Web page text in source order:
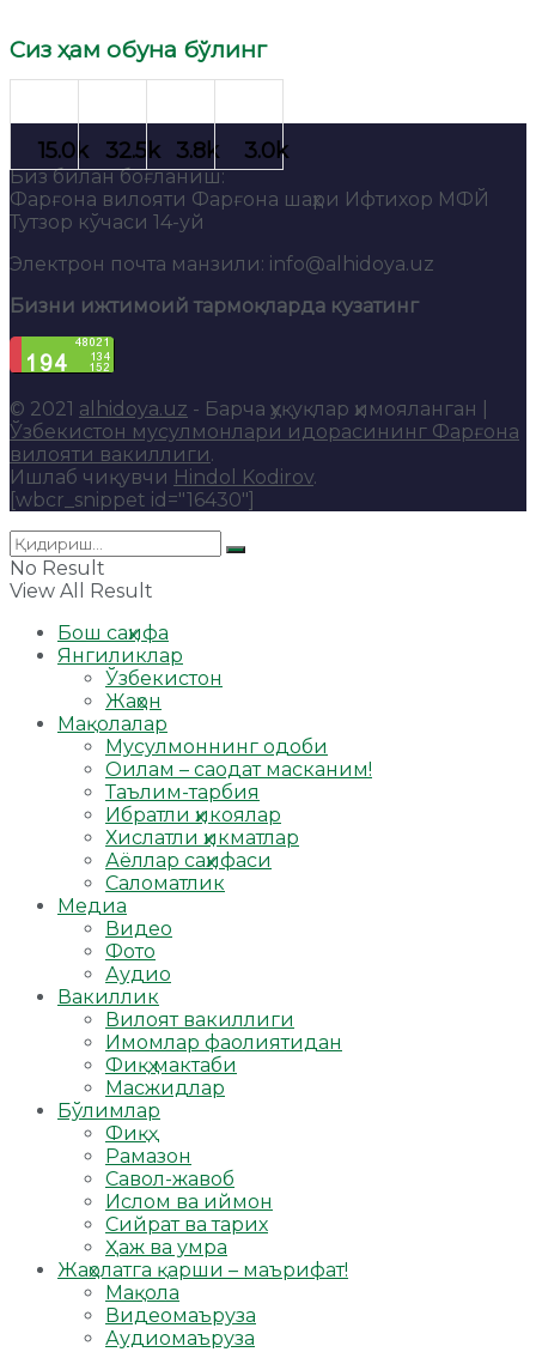
Сиз ҳам обуна бўлинг
Биз билан боғланиш:
Фарғона вилояти Фарғона шаҳри Ифтихор МФЙ
Тутзор кўчаси 14-уй
Электрон почта манзили: info@alhidoya.uz
Бизни ижтимоий тармоқларда кузатинг
© 2021 alhidoya.uz - Барча ҳуқуқлар ҳимояланган |
Ўзбекистон мусулмонлари идорасининг Фарғона
вилояти вакиллиги.
Ишлаб чиқувчи Hindol Kodirov.
[wbcr_snippet id="16430"]
No Result
View All Result
Бош саҳифа
Янгиликлар
Ўзбекистон
Жаҳон
Мақолалар
Мусулмоннинг одоби
Оилам – саодат масканим!
Таълим-тарбия
Ибратли ҳикоялар
Хислатли ҳикматлар
Аёллар саҳифаси
Саломатлик
Медиа
Видео
Фото
Аудио
Вакиллик
Вилоят вакиллиги
Имомлар фаолиятидан
Фиқҳ мактаби
Масжидлар
Бўлимлар
Фиқҳ
Рамазон
Савол-жавоб
Ислом ва иймон
Сийрат ва тарих
Ҳаж ва умра
Жаҳолатга қарши – маърифат!
Мақола
Видеомаъруза
Аудиомаъруза